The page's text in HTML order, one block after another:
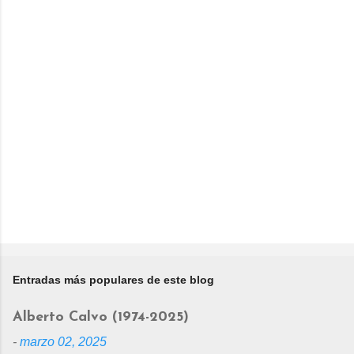
Entradas más populares de este blog
Alberto Calvo (1974-2025)
- marzo 02, 2025